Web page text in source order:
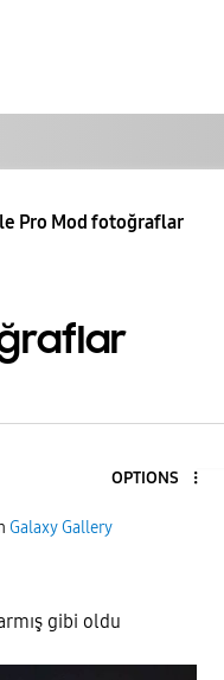
Pro Mod fotoğraflar
OPTIONS
Galaxy Gallery
gibi oldu